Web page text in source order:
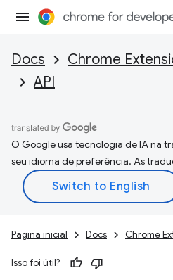
Docs Chrome
API
O Google usa tecnologia de IA na
seu idioma de preferência. As
Página inicial Docs Chrome
Isso foi útil?